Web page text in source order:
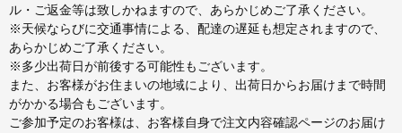
ル・ご返金等は致しかねますので、あらかじめご了承ください。
※天候ならびに交通事情による、配達の遅延も想定されますので、
あらかじめご了承ください。
※多少出荷日が前後する可能性もございます。
また、お客様がお住まいの地域により、出荷日からお届けまで時間
がかかる場合もございます。
ご参加予定のお客様は、お客様自身で注文内容確認ページのお届け